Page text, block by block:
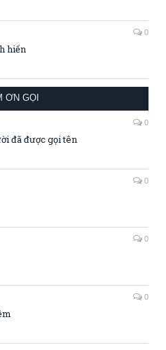
0
hiến
ƠN GỌI
0
đã được gọi tên
0
0
0